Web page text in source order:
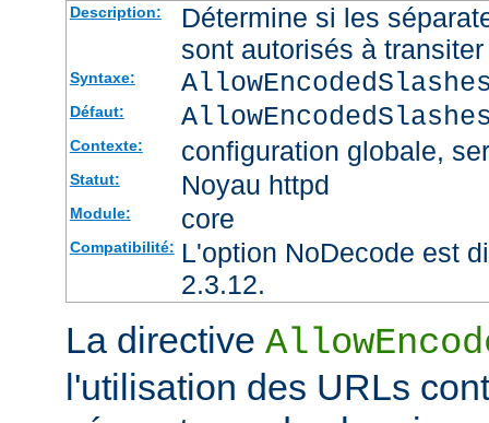
Description:
Détermine si les
sont autorisés à
Syntaxe:
Défaut:
Contexte: configuration globale,
Statut: Noyau httpd
Module: core
Compatibilité: L'option NoDecode est
2.3.12.
La directive
l'utilisation des URLs